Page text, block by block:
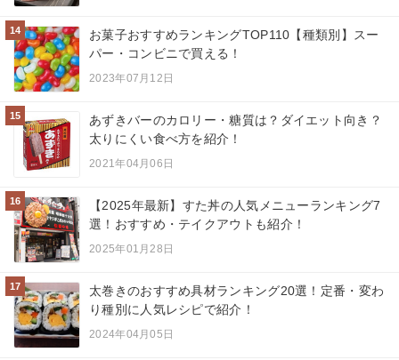
14
お菓子おすすめランキングTOP110【種類別】スー
パー・コンビニで買える！
2023年07月12日
15
あずきバーのカロリー・糖質は？ダイエット向き？
太りにくい食べ方を紹介！
2021年04月06日
16
【2025年最新】すた丼の人気メニューランキング7
選！おすすめ・テイクアウトも紹介！
2025年01月28日
17
太巻きのおすすめ具材ランキング20選！定番・変わ
り種別に人気レシピで紹介！
2024年04月05日